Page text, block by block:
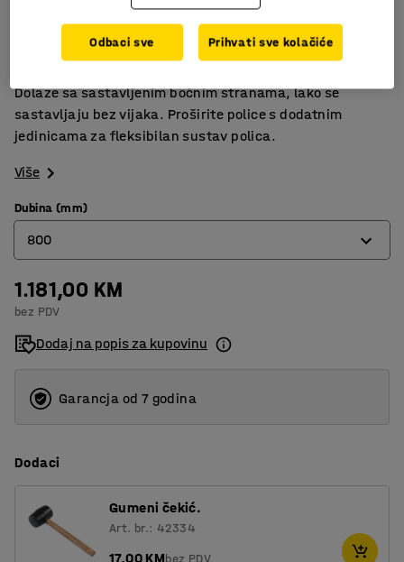
Nisu potrebni vijci
Podesive police
Dolaze sa sastavljenim bočnim stranama, lako se
sastavljaju bez vijaka. Proširite police s dodatnim
jedinicama za fleksibilan sustav polica.
Više
Dubina (mm)
800
320
400
500
600
1.181,00 KM
bez PDV
Dodaj na popis za kupovinu
Garancja od 7 godina
Dodaci
Gumeni čekić.
Art. br.: 42334
17,00 KMbez PDV
Odbaci sve Prihvati sve kolačiće